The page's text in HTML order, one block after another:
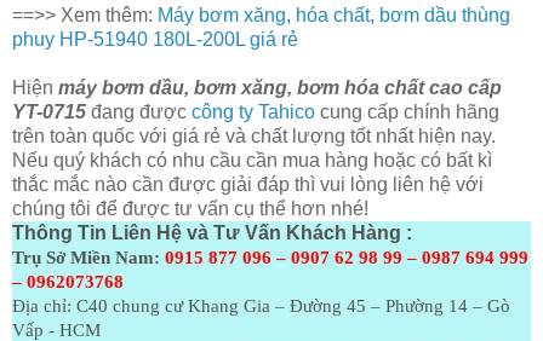
==>> Xem thêm: Máy bơm xăng, hóa chất, bơm dầu thùng
phuy HP-51940 180L-200L giá rẻ
Hiện máy bơm dầu, bơm xăng, bơm hóa chất cao cấp
YT-0715 đang được công ty Tahico cung cấp chính hãng
trên toàn quốc với giá rẻ và chất lượng tốt nhất hiện nay.
Nếu quý khách có nhu cầu cần mua hàng hoặc có bất kì
thắc mắc nào cần được giải đáp thì vui lòng liên hệ với
chúng tôi để được tư vấn cụ thể hơn nhé!
Thông Tin Liên Hệ và Tư Vấn Khách Hàng :
Trụ Sở Miền Nam: 0915 877 096 – 0907 62 98 99 – 0987 694 999
– 0962073768
Địa chỉ: C40 chung cư Khang Gia – Đường 45 – Phường 14 – Gò
Vấp - HCM